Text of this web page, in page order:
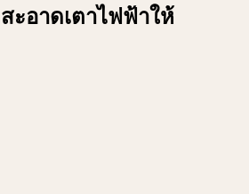
ะอาดเตาไฟฟ้าให้